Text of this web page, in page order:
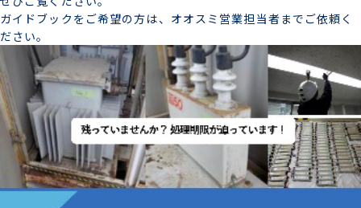
ガイドブックをご希望の方は、オオスミ営業担当者までご依頼く
ださい。